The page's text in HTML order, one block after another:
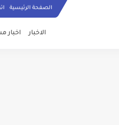
الصفحة الرئيسية
الاخبار اخبار